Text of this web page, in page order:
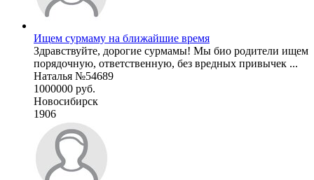
Ищем сурмаму на ближайшие время
Здравствуйте, дорогие сурмамы! Мы био родители ищем
порядочную, ответственную, без вредных привычек ...
Наталья №54689
1000000 руб.
Новосибирск
1906